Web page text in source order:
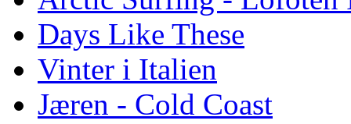
Days Like These
Vinter i Italien
Jæren - Cold Coast